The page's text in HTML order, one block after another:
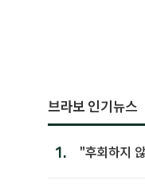
브라보 인기뉴스
1.
"후회하지